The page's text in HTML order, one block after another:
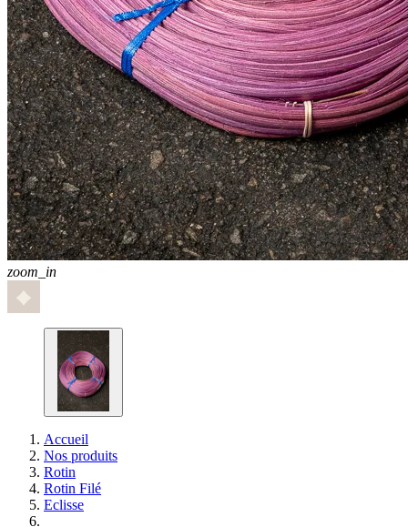
zoom_in
Accueil
Nos produits
Rotin
Rotin Filé
Eclisse